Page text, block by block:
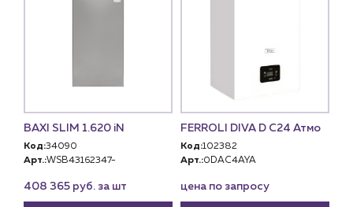
BAXI SLIM 1.620 iN
Код:34090
Арт.:WSB43162347-
408 365 руб. за шт
FERROLI DIVA D C24 Атмо
Код:102382
Арт.:0DAC4AYA
цена по запросу